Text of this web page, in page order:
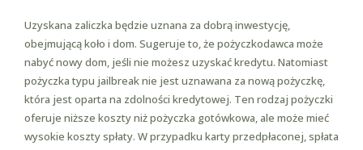
Uzyskana zaliczka będzie uznana za dobrą inwestycję,
obejmującą koło i dom. Sugeruje to, że pożyczkodawca może
nabyć nowy dom, jeśli nie możesz uzyskać kredytu. Natomiast
pożyczka typu jailbreak nie jest uznawana za nową pożyczkę,
która jest oparta na zdolności kredytowej. Ten rodzaj pożyczki
oferuje niższe koszty niż pożyczka gotówkowa, ale może mieć
wysokie koszty spłaty. W przypadku karty przedpłaconej, spłata